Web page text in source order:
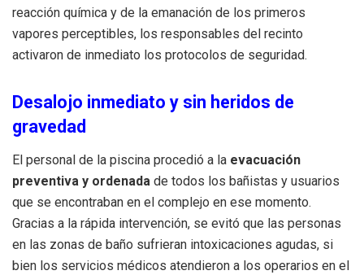
reacción química y de la emanación de los primeros
vapores perceptibles, los responsables del recinto
activaron de inmediato los protocolos de seguridad.
Desalojo inmediato y sin heridos de
gravedad
El personal de la piscina procedió a la evacuación
preventiva y ordenada de todos los bañistas y usuarios
que se encontraban en el complejo en ese momento.
Gracias a la rápida intervención, se evitó que las personas
en las zonas de baño sufrieran intoxicaciones agudas, si
bien los servicios médicos atendieron a los operarios en el